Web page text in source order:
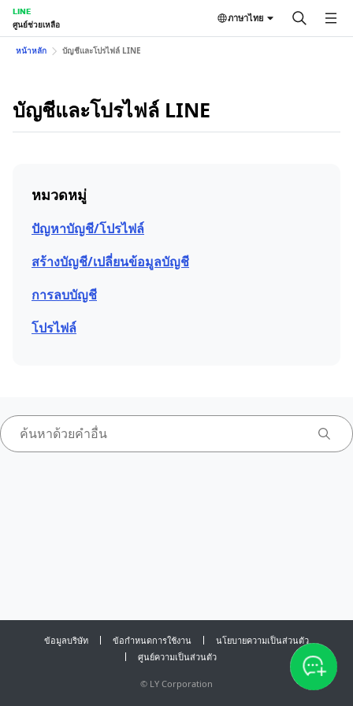
LINE
ศูนย์ช่วยเหลือ
ภาษาไทย
หน้าหลัก บัญชีและโปรไฟล์ LINE
บัญชีและโปรไฟล์ LINE
หมวดหมู่
ปัญหาบัญชี/โปรไฟล์
สร้างบัญชี/เปลี่ยนข้อมูลบัญชี
การลบบัญชี
โปรไฟล์
ข้อมูลบริษัท ข้อกำหนดการใช้งาน
นโยบายความเป็นส่วนตัว
ศูนย์ความเป็นส่วนตัว
© LY Corporation